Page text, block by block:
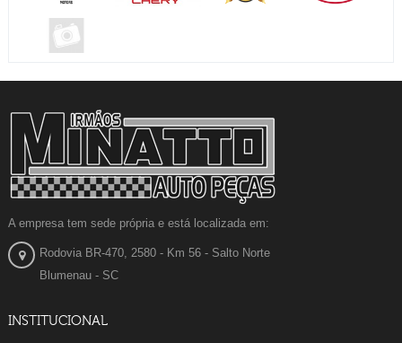
A empresa tem sede própria e está localizada em:
Rodovia BR-470, 2580 - Km 56 - Salto Norte
Blumenau - SC
INSTITUCIONAL